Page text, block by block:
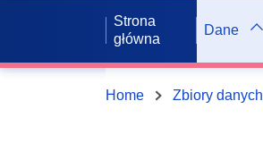
Strona
główna
Dane
Home Zbiory danych